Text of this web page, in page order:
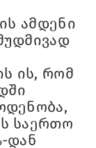
ამდენი
ის, რომ
საერთო
დან